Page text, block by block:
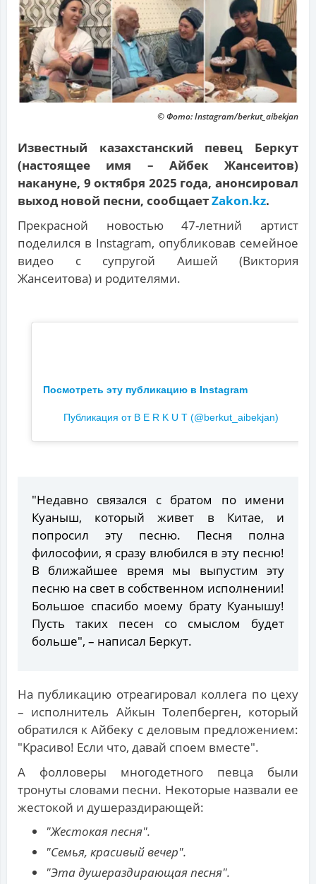
© Фото: Instagram/berkut_aibekjan
Известный казахстанский певец Беркут
(настоящее имя – Айбек Жансеитов)
накануне, 9 октября 2025 года, анонсировал
выход новой песни, сообщаетZakon.kz.
Прекрасной новостью 47-летний артист
поделился в Instagram, опубликовав семейное
видео с супругой Аишей (Виктория
Жансеитова) и родителями.
Посмотреть эту публикацию в Instagram
Публикация от B E R K U T (@berkut_aibekjan)
"Недавно связался с братом по имени
Куаныш, который живет в Китае, и
попросил эту песню. Песня полна
философии, я сразу влюбился в эту песню!
В ближайшее время мы выпустим эту
песню на свет в собственном исполнении!
Большое спасибо моему брату Куанышу!
Пусть таких песен со смыслом будет
больше", – написал Беркут.
На публикацию отреагировал коллега по цеху
– исполнитель Айкын Толепберген, который
обратился к Айбеку с деловым предложением:
"Красиво! Если что, давай споем вместе".
А фолловеры многодетного певца были
тронуты словами песни. Некоторые назвали ее
жестокой и душераздирающей:
"Жестокая песня".
"Семья, красивый вечер".
"Эта душераздирающая песня".